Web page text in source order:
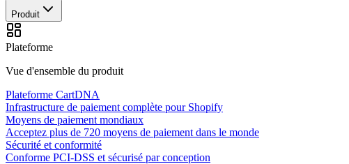
Produit
Plateforme
Vue d'ensemble du produit
Plateforme CartDNA
Infrastructure de paiement complète pour Shopify
Moyens de paiement mondiaux
Acceptez plus de 720 moyens de paiement dans le monde
Sécurité et conformité
Conforme PCI-DSS et sécurisé par conception